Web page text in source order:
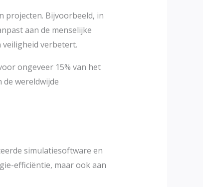
projecten. Bijvoorbeeld, in
aan de menselijke
verbetert.
ongeveer 15% van het
wereldwijde
simulatiesoftware en
efficiëntie, maar ook aan